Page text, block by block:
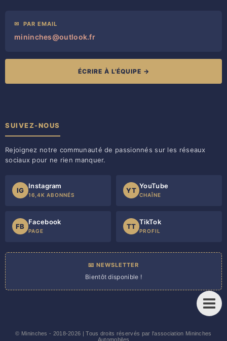
✉ PAR EMAIL
mininches@outlook.fr
ÉCRIRE À L'ÉQUIPE →
SUIVEZ-NOUS
Rejoignez notre communauté de passionnés sur les réseaux
sociaux pour ne rien manquer.
IG
Instagram
16,4K ABONNÉS
YT
YouTube
CHAÎNE
FB
Facebook
PAGE
TT
TikTok
PROFIL
📧 NEWSLETTER
Bientôt disponible !
© Mininches - 2018-2026 | Tous droits réservés par l'association Mininches
Automobiles